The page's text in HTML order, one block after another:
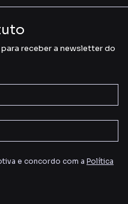
receber a newsletter do
e concordo com a Política